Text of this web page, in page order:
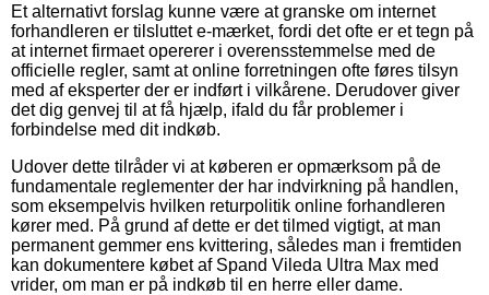
Et alternativt forslag kunne være at granske om internet
forhandleren er tilsluttet e-mærket, fordi det ofte er et tegn på
at internet firmaet opererer i overensstemmelse med de
officielle regler, samt at online forretningen ofte føres tilsyn
med af eksperter der er indført i vilkårene. Derudover giver
det dig genvej til at få hjælp, ifald du får problemer i
forbindelse med dit indkøb.
Udover dette tilråder vi at køberen er opmærksom på de
fundamentale reglementer der har indvirkning på handlen,
som eksempelvis hvilken returpolitik online forhandleren
kører med. På grund af dette er det tilmed vigtigt, at man
permanent gemmer ens kvittering, således man i fremtiden
kan dokumentere købet af Spand Vileda Ultra Max med
vrider, om man er på indkøb til en herre eller dame.